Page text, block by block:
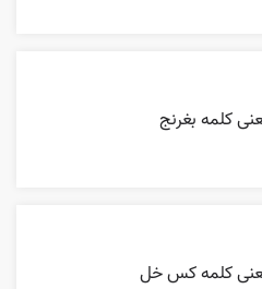
کلمه بغرنج
کلمه کس خل